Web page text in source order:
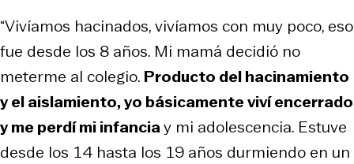
“Vivíamos hacinados, vivíamos con muy poco, eso
fue desde los 8 años. Mi mamá decidió no
meterme al colegio. Producto del hacinamiento
y el aislamiento, yo básicamente viví encerrado
y me perdí mi infanciay mi adolescencia. Estuve
desde los 14 hasta los 19 años durmiendo en un